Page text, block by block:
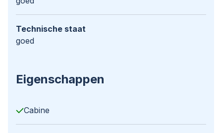
Technische staat
goed
Eigenschappen
Cabine